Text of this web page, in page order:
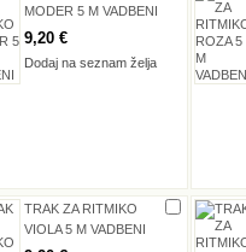
MODER 5 M VADBENI
9,20 €
Dodaj na seznam želja
TRAK ZA RITMIKO
VIOLA 5 M VADBENI